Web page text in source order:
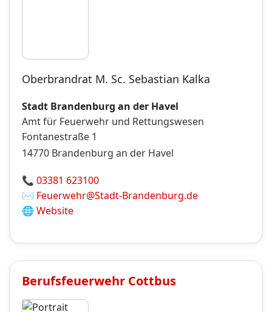
Oberbrandrat M. Sc. Sebastian Kalka
Stadt Brandenburg an der Havel
Amt für Feuerwehr und Rettungswesen
Fontanestraße 1
14770 Brandenburg an der Havel
📞 03381 623100
✉️ Feuerwehr@Stadt-Brandenburg.de
🌐 Website
Berufsfeuerwehr Cottbus